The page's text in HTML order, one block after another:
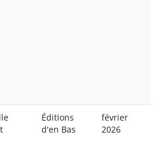
Éditions
d'en Bas
février
2026